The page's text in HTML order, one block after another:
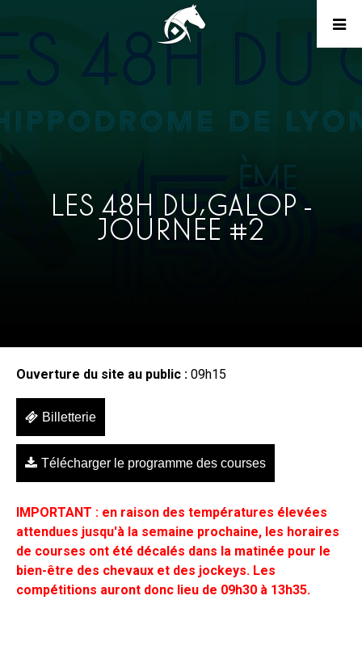
LES 48H DU GALOP -
JOURNÉE #2
Ouverture du site au public : 09h15
Billetterie
Télécharger le programme des courses
IMPORTANT : en raison des températures élevées
attendues jusqu'à la semaine prochaine, les horaires
de courses ont été décalés dans la matinée pour le
bien-être des chevaux et des jockeys. Les
compétitions auront donc lieu de 09h30 à 13h35.